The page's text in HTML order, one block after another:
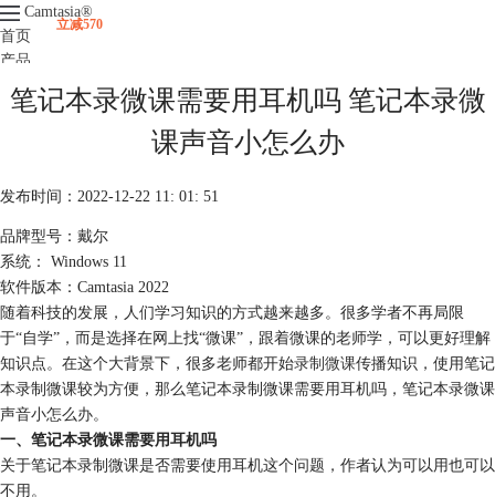
Camtasia®
首页
产品
下载
升级
立减570
笔记本录微课需要用耳机吗 笔记本录微
课声音小怎么办
发布时间：2022-12-22 11: 01: 51
品牌型号：戴尔
系统： Windows 11
软件版本：Camtasia 2022
随着科技的发展，人们学习知识的方式越来越多。很多学者不再局限
于“自学”，而是选择在网上找“微课”，跟着微课的老师学，可以更好理解
知识点。在这个大背景下，很多老师都开始录制微课传播知识，使用笔记
本录制微课较为方便，那么笔记本录制微课需要用耳机吗，笔记本录微课
声音小怎么办。
一、笔记本录微课需要用耳机吗
关于笔记本录制微课是否需要使用耳机这个问题，作者认为可以用也可以
不用。